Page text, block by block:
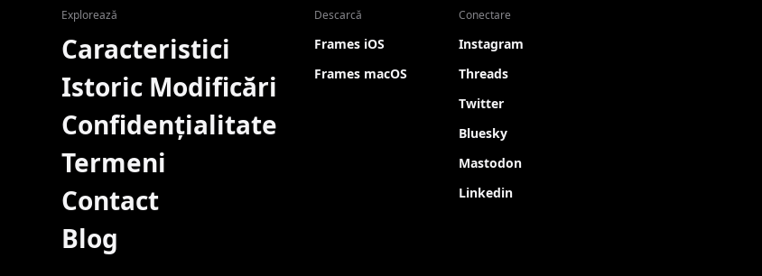
Explorează
Caracteristici
Istoric Modificări
Confidențialitate
Termeni
Contact
Blog
Descarcă
Frames iOS
Frames macOS
Conectare
Instagram
Threads
Twitter
Bluesky
Mastodon
Linkedin